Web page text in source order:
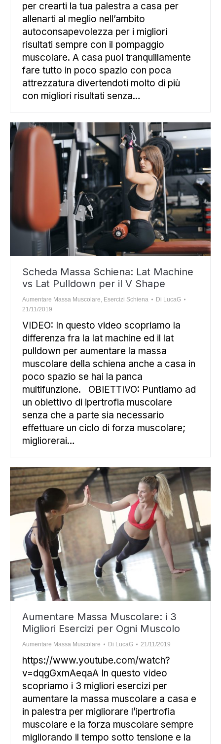
per crearti la tua palestra a casa per
allenarti al meglio nell’ambito
autoconsapevolezza per i migliori
risultati sempre con il pompaggio
muscolare. A casa puoi tranquillamente
fare tutto in poco spazio con poca
attrezzatura divertendoti molto di più
con migliori risultati senza…
Scheda Massa Schiena: Lat Machine
vs Lat Pulldown per il V Shape
Aumentare Massa Muscolare, Esercizi Schiena Di LucaG
21/11/2019
VIDEO: In questo video scopriamo la
differenza fra la lat machine ed il lat
pulldown per aumentare la massa
muscolare della schiena anche a casa in
poco spazio se hai la panca
multifunzione. OBIETTIVO: Puntiamo ad
un obiettivo di ipertrofia muscolare
senza che a parte sia necessario
effettuare un ciclo di forza muscolare;
migliorerai…
Aumentare Massa Muscolare: i 3
Migliori Esercizi per Ogni Muscolo
Aumentare Massa Muscolare Di LucaG 21/11/2019
https://www.youtube.com/watch?
v=dqgGxmAeqaA In questo video
scopriamo i 3 migliori esercizi per
aumentare la massa muscolare a casa e
in palestra per migliorare l’ipertrofia
muscolare e la forza muscolare sempre
migliorando il tempo sotto tensione e la